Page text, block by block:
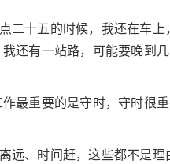
二十五的时候，我还在车
还有一站路，可能要晚到
最重要的是守时，守时很
远、时间赶，这些都不是